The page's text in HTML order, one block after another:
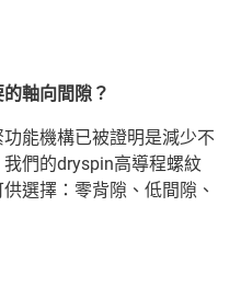
軸向間隙？
能機構已被證明是減少不
們的dryspin高導程螺紋
選擇：零背隙、低間隙、